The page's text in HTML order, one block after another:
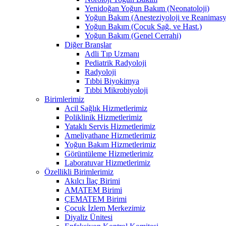
Yenidoğan Yoğun Bakım (Neonatoloji)
Yoğun Bakım (Anesteziyoloji ve
Yoğun Bakım (Çocuk Sağ. ve Hast.)
Yoğun Bakım (Genel Cerrahi)
Diğer Branşlar
Adli Tıp Uzmanı
Pediatrik Radyoloji
Radyoloji
Tıbbi Biyokimya
Tıbbi Mikrobiyoloji
Birimlerimiz
Acil Sağlık Hizmetlerimiz
Poliklinik Hizmetlerimiz
Yataklı Servis Hizmetlerimiz
Ameliyathane Hizmetlerimiz
Yoğun Bakım Hizmetlerimiz
Görüntüleme Hizmetlerimiz
Laboratuvar Hizmetlerimiz
Özellikli Birimlerimiz
Akılcı İlaç Birimi
AMATEM Birimi
ÇEMATEM Birimi
Çocuk İzlem Merkezimiz
Diyaliz Ünitesi